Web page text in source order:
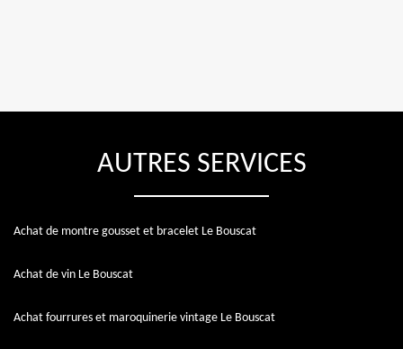
AUTRES SERVICES
Achat de montre gousset et bracelet Le Bouscat
Achat de vin Le Bouscat
Achat fourrures et maroquinerie vintage Le Bouscat